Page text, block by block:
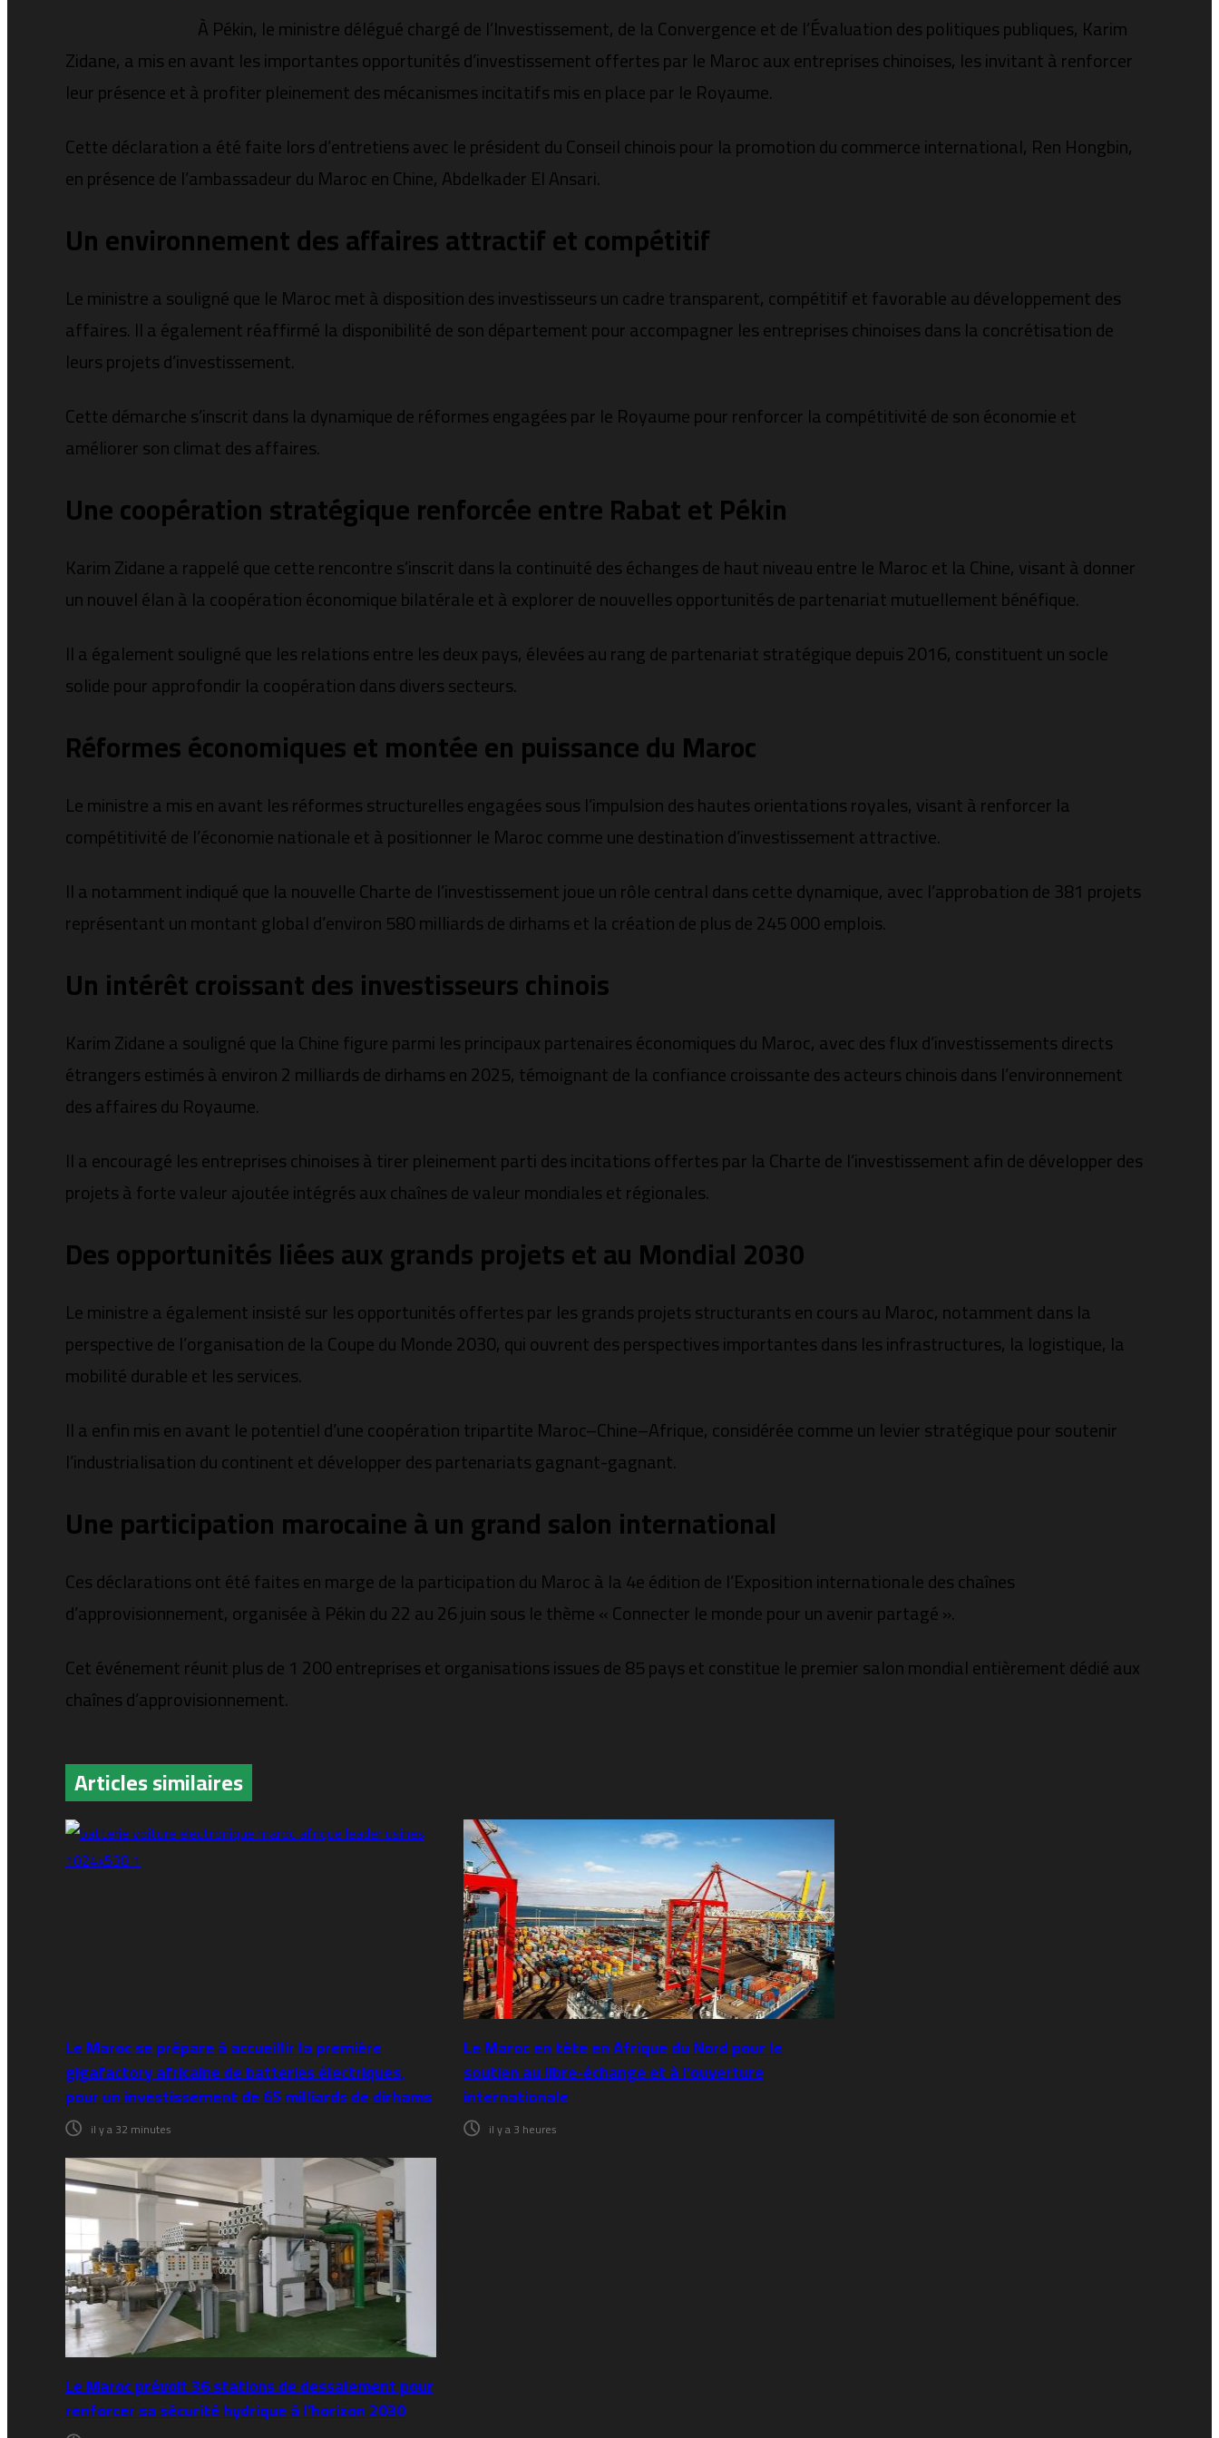
À Pékin, le ministre délégué chargé de l’Investissement, de la Convergence et de l’Évaluation des politiques publiques, Karim
Zidane, a mis en avant les importantes opportunités d’investissement offertes par le Maroc aux entreprises chinoises, les invitant à renforcer
leur présence et à profiter pleinement des mécanismes incitatifs mis en place par le Royaume.
Cette déclaration a été faite lors d’entretiens avec le président du Conseil chinois pour la promotion du commerce international, Ren Hongbin,
en présence de l’ambassadeur du Maroc en Chine, Abdelkader El Ansari.
Un environnement des affaires attractif et compétitif
Le ministre a souligné que le Maroc met à disposition des investisseurs un cadre transparent, compétitif et favorable au développement des
affaires. Il a également réaffirmé la disponibilité de son département pour accompagner les entreprises chinoises dans la concrétisation de
leurs projets d’investissement.
Cette démarche s’inscrit dans la dynamique de réformes engagées par le Royaume pour renforcer la compétitivité de son économie et
améliorer son climat des affaires.
Une coopération stratégique renforcée entre Rabat et Pékin
Karim Zidane a rappelé que cette rencontre s’inscrit dans la continuité des échanges de haut niveau entre le Maroc et la Chine, visant à donner
un nouvel élan à la coopération économique bilatérale et à explorer de nouvelles opportunités de partenariat mutuellement bénéfique.
Il a également souligné que les relations entre les deux pays, élevées au rang de partenariat stratégique depuis 2016, constituent un socle
solide pour approfondir la coopération dans divers secteurs.
Réformes économiques et montée en puissance du Maroc
Le ministre a mis en avant les réformes structurelles engagées sous l’impulsion des hautes orientations royales, visant à renforcer la
compétitivité de l’économie nationale et à positionner le Maroc comme une destination d’investissement attractive.
Il a notamment indiqué que la nouvelle Charte de l’investissement joue un rôle central dans cette dynamique, avec l’approbation de 381 projets
représentant un montant global d’environ 580 milliards de dirhams et la création de plus de 245 000 emplois.
Un intérêt croissant des investisseurs chinois
Karim Zidane a souligné que la Chine figure parmi les principaux partenaires économiques du Maroc, avec des flux d’investissements directs
étrangers estimés à environ 2 milliards de dirhams en 2025, témoignant de la confiance croissante des acteurs chinois dans l’environnement
des affaires du Royaume.
Il a encouragé les entreprises chinoises à tirer pleinement parti des incitations offertes par la Charte de l’investissement afin de développer des
projets à forte valeur ajoutée intégrés aux chaînes de valeur mondiales et régionales.
Des opportunités liées aux grands projets et au Mondial 2030
Le ministre a également insisté sur les opportunités offertes par les grands projets structurants en cours au Maroc, notamment dans la
perspective de l’organisation de la Coupe du Monde 2030, qui ouvrent des perspectives importantes dans les infrastructures, la logistique, la
mobilité durable et les services.
Il a enfin mis en avant le potentiel d’une coopération tripartite Maroc–Chine–Afrique, considérée comme un levier stratégique pour soutenir
l’industrialisation du continent et développer des partenariats gagnant-gagnant.
Une participation marocaine à un grand salon international
Ces déclarations ont été faites en marge de la participation du Maroc à la 4e édition de l’Exposition internationale des chaînes
d’approvisionnement, organisée à Pékin du 22 au 26 juin sous le thème « Connecter le monde pour un avenir partagé ».
Cet événement réunit plus de 1 200 entreprises et organisations issues de 85 pays et constitue le premier salon mondial entièrement dédié aux
chaînes d’approvisionnement.
Articles similaires
Le Maroc se prépare à accueillir la première
gigafactory africaine de batteries électriques,
pour un investissement de 65 milliards de dirhams
il y a 32 minutes
Le Maroc en tête en Afrique du Nord pour le
soutien au libre-échange et à l’ouverture
internationale
il y a 3 heures
Le Maroc prévoit 36 stations de dessalement pour
renforcer sa sécurité hydrique à l’horizon 2030